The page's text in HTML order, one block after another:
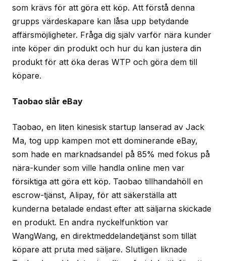
som krävs för att göra ett köp. Att förstå denna
grupps värdeskapare kan låsa upp betydande
affärsmöjligheter. Fråga dig själv varför nära kunder
inte köper din produkt och hur du kan justera din
produkt för att öka deras WTP och göra dem till
köpare.
Taobao slår eBay
Taobao, en liten kinesisk startup lanserad av Jack
Ma, tog upp kampen mot ett dominerande eBay,
som hade en marknadsandel på 85% med fokus på
nära-kunder som ville handla online men var
försiktiga att göra ett köp. Taobao tillhandahöll en
escrow-tjänst, Alipay, för att säkerställa att
kunderna betalade endast efter att säljarna skickade
en produkt. En andra nyckelfunktion var
WangWang, en direktmeddelandetjänst som tillät
köpare att pruta med säljare. Slutligen liknade